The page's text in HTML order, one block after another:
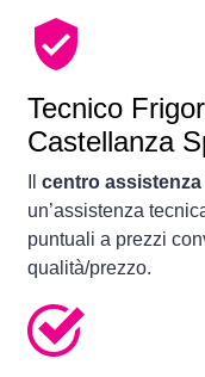
Tecnico
Castellanza
centro
un’assistenza
puntuali a prezzi
qualità/prezzo.